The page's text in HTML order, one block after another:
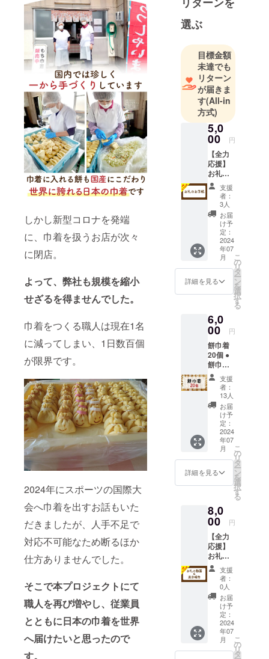
しかし新型コロナを発端
に、巾着を扱うお店が次々
に閉店。
よって、弊社も規模を縮小
せざるを得ませんでした。
巾着をつくる職人は現在1名
に減ってしまい、1日数百個
が限界です。
2024年にスポーツの国際大
会へ巾着を出すお話もいた
だきましたが、人手不足で
対応不可能なため断るほか
仕方ありませんでした。
そこで本プロジェクトにて
職人を再び増やし、従業員
とともに日本の巾着を世界
へ届けたいと思ったので
す。
ルで料理人
の第1歩を踏
み出しまし
た。その後
東京の有名
レストラ
ン、フラン
スでの研修
を経て食品
のバイヤー
として経験
を積みまし
た。今の会
社には自分
が辛かった
時に先代の
社長に誘っ
て頂き、先
代の社長が
病死された
あと、恩返
しのつもり
で会社を
りました。
それだけに
コロナや円
安に負ける
わけにはい
きません。
商品には絶
対的な自信
を持ってお
ります。一
度食べて頂
ければ違い
よろしくお
願いしま
選ぶ
目標金額
未達でも
リターン
が届きま
す(All-in
方式)
5,0
00 円
【全力
応援】
お礼の
お手紙
●お礼の
お手紙
お礼の
お手紙
をお送
りさせ
ていた
だきま
す。 ※
いただ
いたご
支援金
ターン
費用が
かから
ない
分、
サービ
ス手数
料を除
いて全
て大切
に活動
内容に
活用さ
せてい
ただき
ます
支援
者：
3人
お届
け予
定：
2024
年07
月
詳細を見る
こ
の
リ
タ
ー
ン
を
選
択
す
る
6,0
00 円
餅巾着
20個 ●
餅巾着
を20個
お送り
いたし
ます。
正栄の
餅巾着
を6種20
個お送
りいた
しま
す。
【内
訳】
もち：3
個 肉み
そ：3個
チーズ
ベーコ
ン：3個
コーン
チー
ズ：3個
うど
ん：3個
もち：5
味期
限：冷
蔵で2日
支援
者：
13人
お届
け予
定：
2024
年07
月
詳細を見る
こ
の
リ
タ
ー
ン
を
選
択
す
る
8,0
00 円
【全力
応援】
お礼の
動画＋
進捗報
礼の動
画 お礼
の動画
をお送
りさせ
ていた
だきま
支援
者：
0人
お届
け予
定：
2024
年07
月
こ
の
リ
タ